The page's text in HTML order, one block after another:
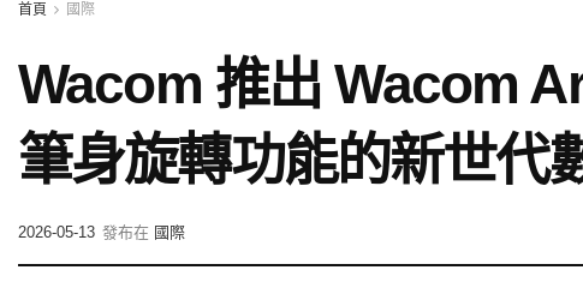
首頁 國際
Wacom 推出 Wacom
筆身旋轉功能的新世代
2026-05-13 發布在 國際